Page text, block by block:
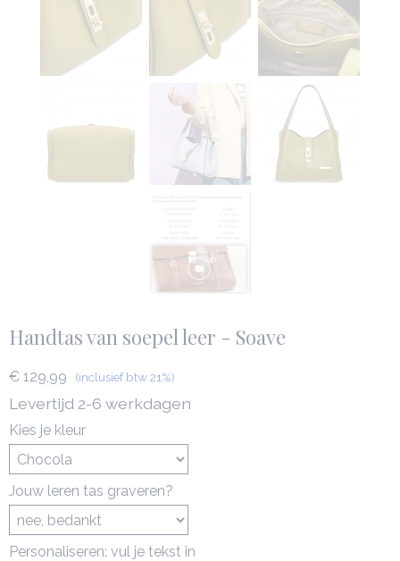
Handtas van soepel leer - Soave
€ 129,99 (inclusief btw 21%)
Levertijd 2-6 werkdagen
Kies je kleur
Jouw leren tas graveren?
Personaliseren: vul je tekst in